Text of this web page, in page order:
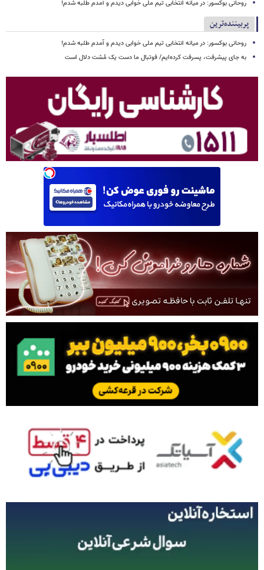
روحانی بوکسور: در میانه انتخابی تیم ملی خوابی دیدم و آمدم طلبه شدم!
پربیننده‌ترین
روحانی بوکسور: در میانه انتخابی تیم ملی خوابی دیدم و آمدم طلبه شدم!
به جای پیشرفت، پسرفت کرده‌ایم/ فوتبال ما دست یک مُشت دلال است